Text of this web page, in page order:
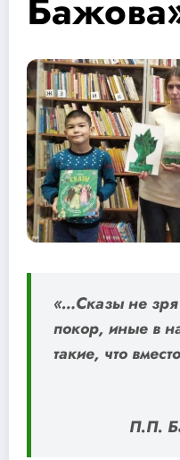
«…Сказы не
покор, иные в
такие, что
П.П.